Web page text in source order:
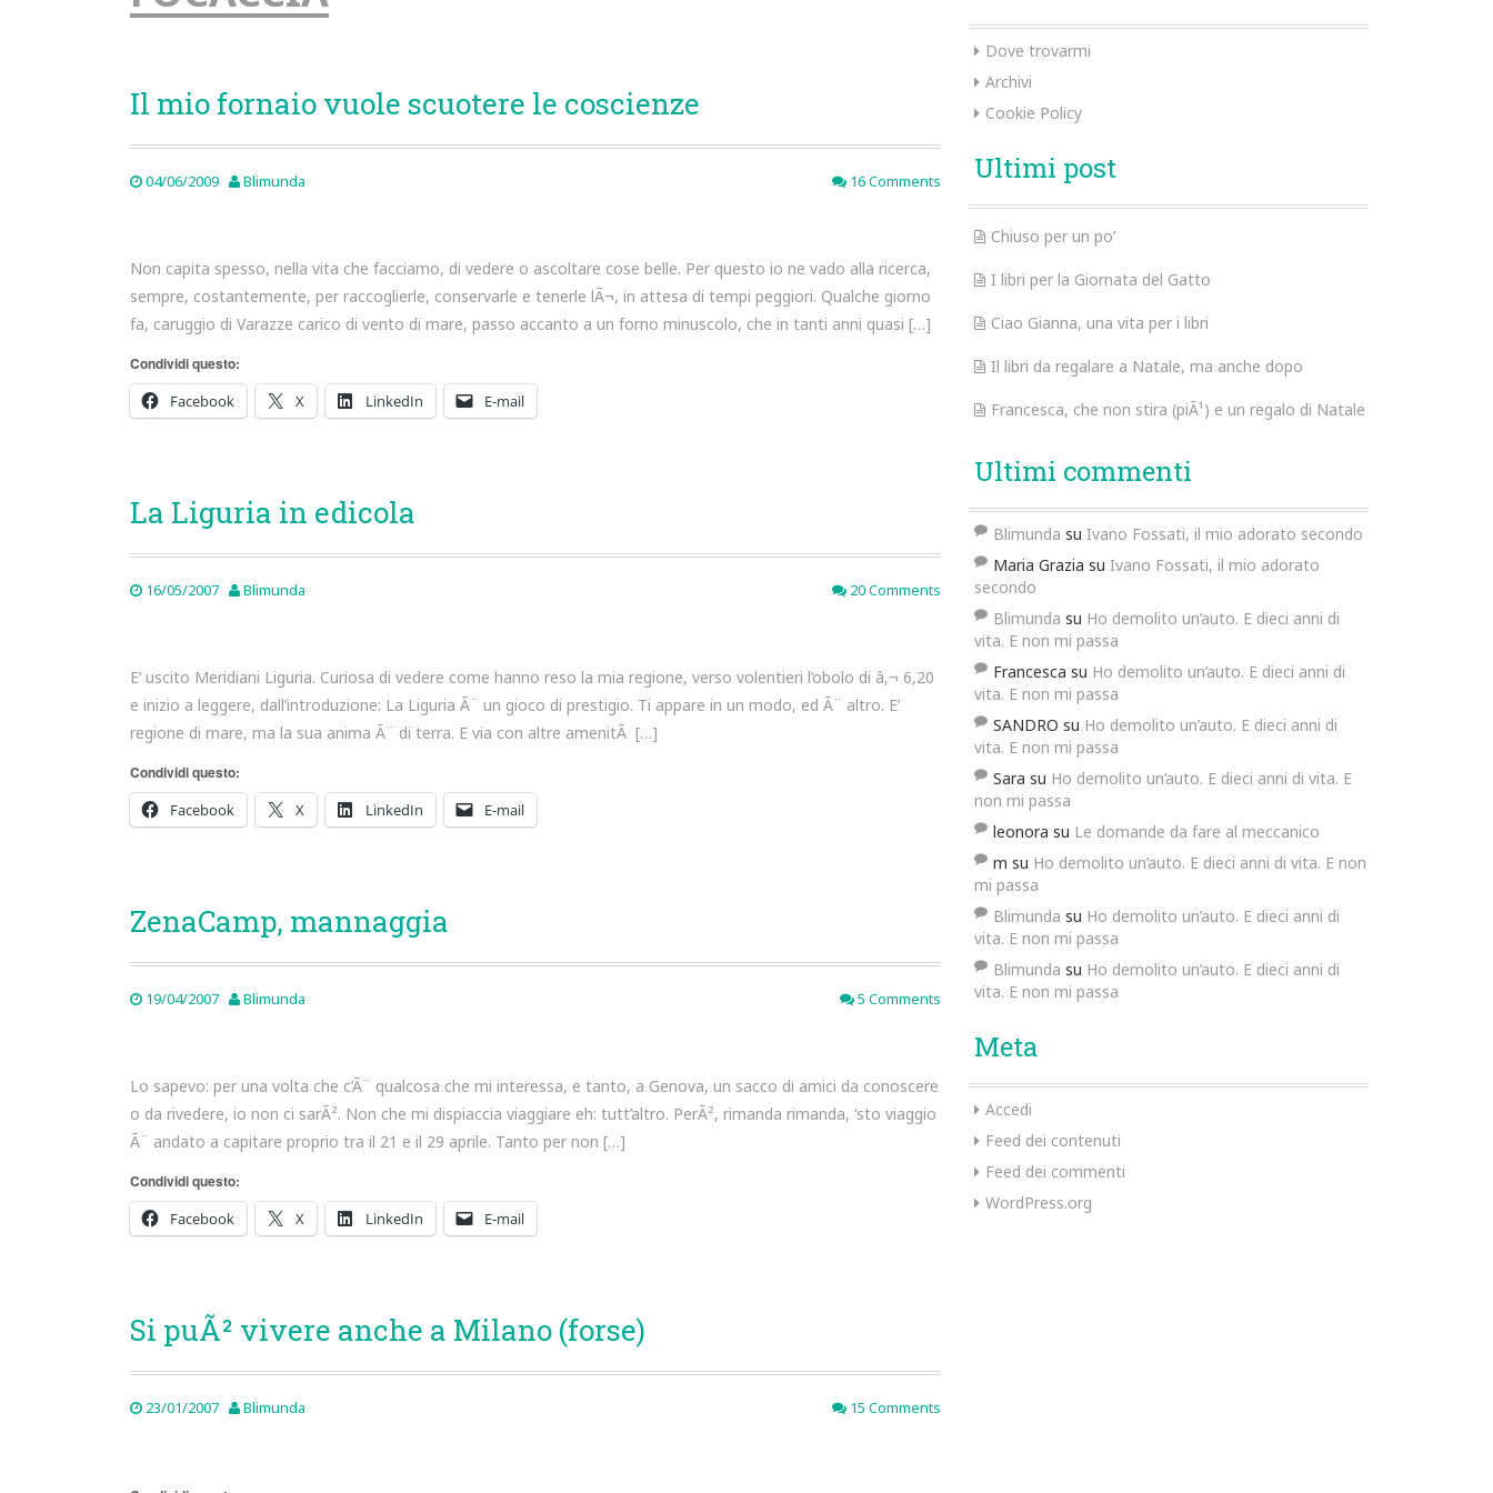
Il mio fornaio vuole scuotere le coscienze
04/06/2009 Blimunda 16 Comments
Non capita spesso, nella vita che facciamo, di vedere o ascoltare cose belle. Per questo io ne vado alla ricerca,
sempre, costantemente, per raccoglierle, conservarle e tenerle lÃ¬, in attesa di tempi peggiori. Qualche giorno
fa, caruggio di Varazze carico di vento di mare, passo accanto a un forno minuscolo, che in tanti anni quasi […]
Condividi questo:
Facebook
X LinkedIn E-mail
La Liguria in edicola
16/05/2007 Blimunda 20 Comments
E’ uscito Meridiani Liguria. Curiosa di vedere come hanno reso la mia regione, verso volentieri l’obolo di â‚¬ 6,20
e inizio a leggere, dall’introduzione: La Liguria Ã¨ un gioco di prestigio. Ti appare in un modo, ed Ã¨ altro. E’
regione di mare, ma la sua anima Ã¨ di terra. E via con altre amenitÃ […]
Condividi questo:
Facebook
X LinkedIn E-mail
ZenaCamp, mannaggia
19/04/2007 Blimunda 5 Comments
Lo sapevo: per una volta che c’Ã¨ qualcosa che mi interessa, e tanto, a Genova, un sacco di amici da conoscere
o da rivedere, io non ci sarÃ². Non che mi dispiaccia viaggiare eh: tutt’altro. PerÃ², rimanda rimanda, ‘sto viaggio
Ã¨ andato a capitare proprio tra il 21 e il 29 aprile. Tanto per non […]
Condividi questo:
Facebook
X LinkedIn E-mail
Si puÃ² vivere anche a Milano (forse)
23/01/2007 Blimunda 15 Comments
Dove trovarmi
Archivi
Cookie Policy
Ultimi post
Chiuso per un po’
I libri per la Giornata del Gatto
Ciao Gianna, una vita per i libri
Il libri da regalare a Natale, ma anche dopo
Francesca, che non stira (piÃ¹) e un regalo di Natale
Ultimi commenti
Blimunda su Ivano Fossati, il mio adorato secondo
Maria Grazia su Ivano Fossati, il mio adorato
secondo
Blimunda su Ho demolito un’auto. E dieci anni di
vita. E non mi passa
Francesca su Ho demolito un’auto. E dieci anni di
vita. E non mi passa
SANDRO su Ho demolito un’auto. E dieci anni di
vita. E non mi passa
Sara su Ho demolito un’auto. E dieci anni di vita. E
non mi passa
leonora su Le domande da fare al meccanico
m su Ho demolito un’auto. E dieci anni di vita. E non
mi passa
Blimunda su Ho demolito un’auto. E dieci anni di
vita. E non mi passa
Blimunda su Ho demolito un’auto. E dieci anni di
vita. E non mi passa
Meta
Accedi
Feed dei contenuti
Feed dei commenti
WordPress.org